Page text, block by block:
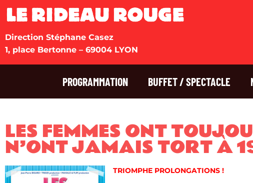
Direction Stéphane Casez
1, place Bertonne – 69004 LYON
PROGRAMMATION BUFFET / SPECTACLE
LES FEMMES ONT
N’ONT JAMAIS TORT À
TRIOMPHE PROLONGATIONS !